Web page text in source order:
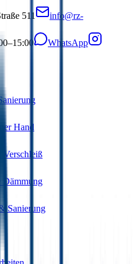
511
info@rz-
WhatsApp
Hand
Verschleiß
Dämmung
Sanierung